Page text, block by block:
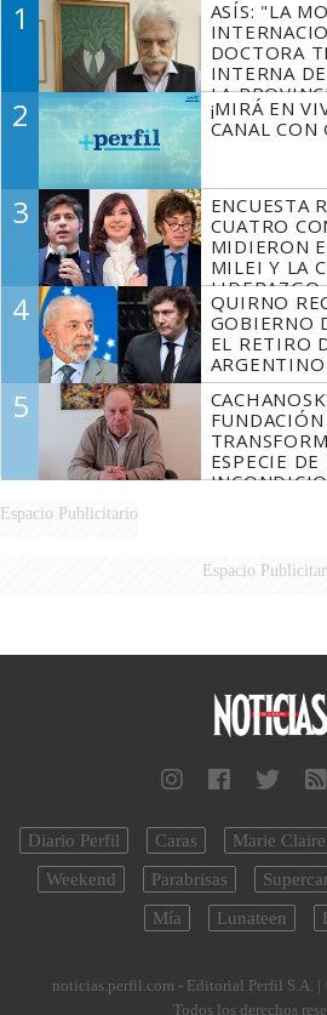
1
ASÍS: "LA
DOCTORA
INTERNA
LA
2
¡MIRÁ EN
CANAL CON
3
ENCUESTA
CUATRO
MIDIERON
MILEI Y LA
4
QUIRNO
GOBIERNO
EL RETIRO
5
ESPECIE
Espacio Publicitario
Espacio
Diario Perfil Caras Marie Claire
Weekend
Parabrisas
Mía
Lunateen
noticias.perfil.com - Editorial Perfil S.A. |
Todos los derechos